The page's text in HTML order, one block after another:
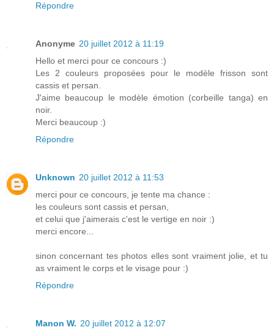
Répondre
Anonyme 20 juillet 2012 à 11:19
Hello et merci pour ce concours :)
Les 2 couleurs proposées pour le modèle frisson sont
cassis et persan.
J'aime beaucoup le modèle émotion (corbeille tanga) en
noir.
Merci beaucoup :)
Répondre
Unknown 20 juillet 2012 à 11:53
merci pour ce concours, je tente ma chance :
les couleurs sont cassis et persan,
et celui que j'aimerais c'est le vertige en noir :)
merci encore...
sinon concernant tes photos elles sont vraiment jolie, et tu
as vraiment le corps et le visage pour :)
Répondre
Manon W. 20 juillet 2012 à 12:07